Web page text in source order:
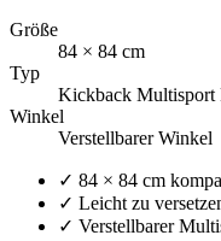
Größe
84 × 84 cm
Typ
Kickback Multisport
Winkel
Verstellbarer Winkel
✓ 84 × 84 cm
✓ Leicht zu
✓ Verstellbarer